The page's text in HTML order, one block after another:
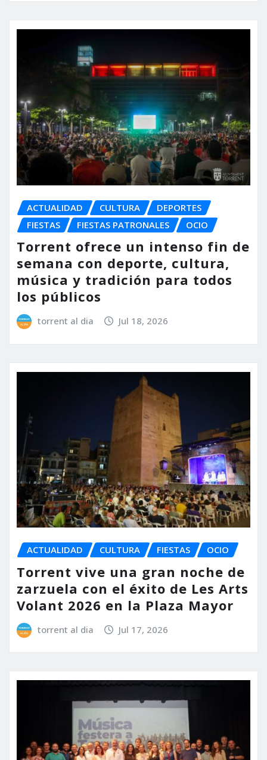
ACTUALIDAD CULTURA
DEPORTES
FIESTAS
FIESTAS PATRONALES OCIO
Torrent ofrece un intenso fin de
semana con deporte, cultura,
música y tradición para todos
los públicos
torrent al dia Jul 18, 2026
ACTUALIDAD CULTURA FIESTAS OCIO
Torrent vive una gran noche de
zarzuela con el éxito de Les Arts
Volant 2026 en la Plaza Mayor
torrent al dia Jul 17, 2026